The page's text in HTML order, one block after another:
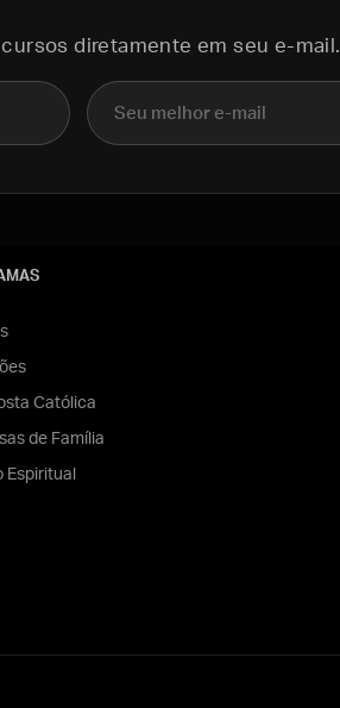
diretamente em seu e-mail.
E-mail
Católica
de Família
Espiritual